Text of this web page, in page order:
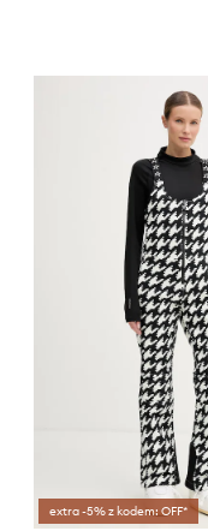
extra -5% z kodem: OFF*